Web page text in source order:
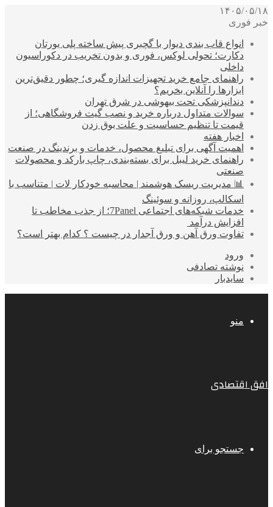
۱۴۰۵/۰۵/۱۸
خبر فوری
انواع قاب بندی دیوار با گچبری پیش ساخته پلی یورتان
دکارت؛ تحولی لوکس، فوری و بدون تخریب در دکوراسیون
داخلی
راهنمای جامع خرید تجهیزات اندازه گیری؛ چطور دقیق‌ترین
ابزارها را آنلاین بخریم؟
دندانپزشکی تحت بیهوشی در شرق تهران
سوالات متداول درباره خرید و نصب گیت فروشگاهی؛ از
قیمت تا تنظیم حساسیت و علت بوق زدن
اخبار هفته
اهمیت آگهی برای تبلیغ محصول، خدمات و برندینگ در صنعت
راهنمای خرید لیبل برای بسته‌بندی، چاپ بارکد و محصولات
صنعتی
📊 مدیریت ریسک هوشمند | محاسبه خودکار لات | متناسب با
اسکالپ، روزانه و سوئینگ
خدمات شبکه‌های اجتماعی 7Panel؛ از جذب مخاطب تا
افزایش درآمد
تفاوت ورق آهن و ورق آجدار در چیست ؟ کدام بهتر است؟
ورود
نوشته تصادفی
سایدبار
منو
افق اقتصادی
جستجو برای